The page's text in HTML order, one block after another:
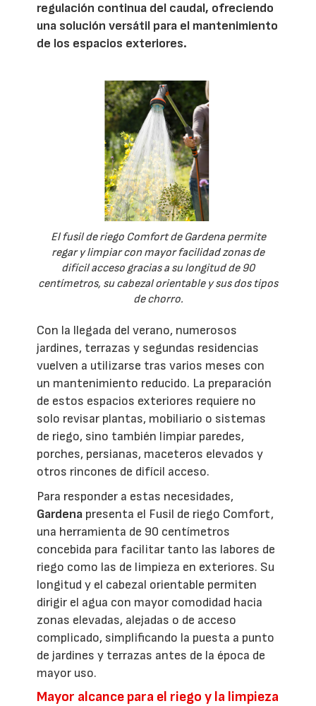
regulación continua del caudal, ofreciendo
una solución versátil para el mantenimiento
de los espacios exteriores.
El fusil de riego Comfort de Gardena permite
regar y limpiar con mayor facilidad zonas de
difícil acceso gracias a su longitud de 90
centímetros, su cabezal orientable y sus dos tipos
de chorro.
Con la llegada del verano, numerosos
jardines, terrazas y segundas residencias
vuelven a utilizarse tras varios meses con
un mantenimiento reducido. La preparación
de estos espacios exteriores requiere no
solo revisar plantas, mobiliario o sistemas
de riego, sino también limpiar paredes,
porches, persianas, maceteros elevados y
otros rincones de difícil acceso.
Para responder a estas necesidades,
Gardena presenta el Fusil de riego Comfort,
una herramienta de 90 centímetros
concebida para facilitar tanto las labores de
riego como las de limpieza en exteriores. Su
longitud y el cabezal orientable permiten
dirigir el agua con mayor comodidad hacia
zonas elevadas, alejadas o de acceso
complicado, simplificando la puesta a punto
de jardines y terrazas antes de la época de
mayor uso.
Mayor alcance para el riego y la limpieza